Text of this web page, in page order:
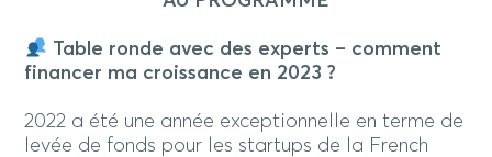
Table ronde avec des experts – comment
financer ma croissance en 2023 ?
2022 a été une année exceptionnelle en terme de
levée de fonds pour les startups de la French